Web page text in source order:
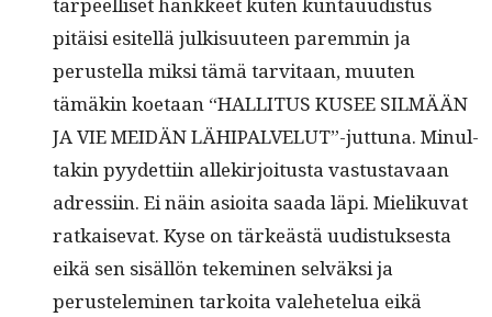
pitäisi esitel­lä julk­isu­u­teen parem­min ja
perustel­la mik­si tämä tarvi­taan, muuten
tämäkin koetaan “HALLITUS KUSEE SILMÄÄN
JA VIE MEIDÄN LÄHIPALVELUT”-juttuna. Min­ul­
takin pyy­det­ti­in allekir­joi­tus­ta vas­tus­tavaan
adres­si­in. Ei näin asioi­ta saa­da läpi. Mieliku­vat
ratkai­se­vat. Kyse on tärkeästä uud­is­tuk­ses­ta
eikä sen sisäl­lön tekem­i­nen selväk­si ja
perustelem­i­nen tarkoi­ta vale­hetelua eikä